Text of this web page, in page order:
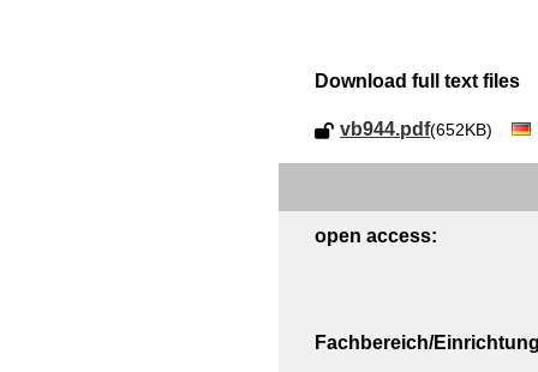
Download full text files
vb944.pdf(652KB)
open access:
Fachbereich/